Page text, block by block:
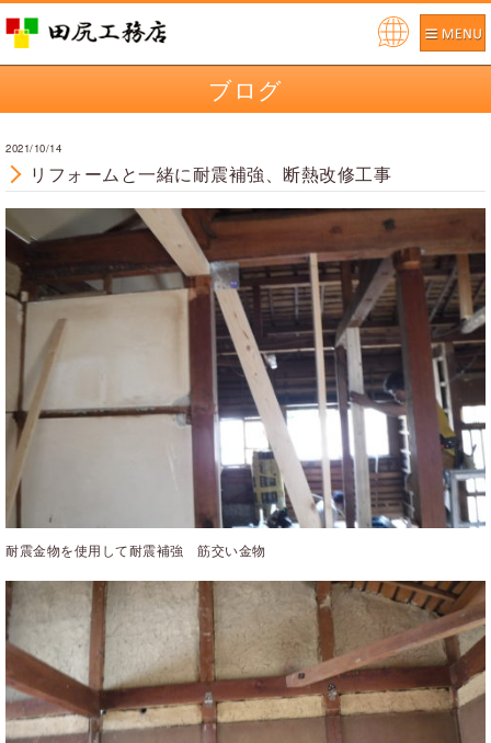
ブログ
2021/10/14
リフォームと一緒に耐震補強、断熱改修工事
耐震金物を使用して耐震補強 筋交い金物